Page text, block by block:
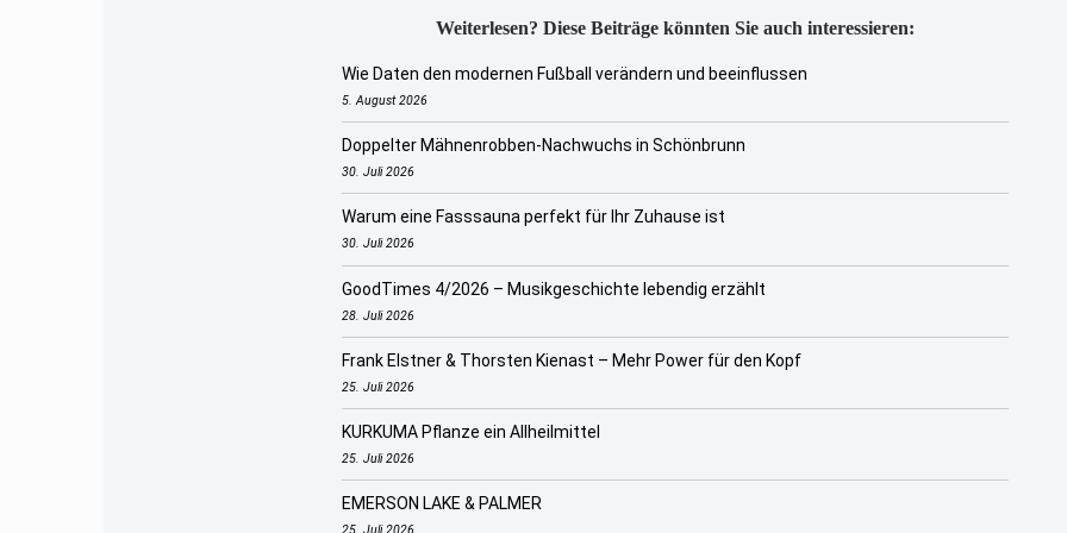
Weiterlesen? Diese Beiträge könnten Sie auch interessieren:
Wie Daten den modernen Fußball verändern und beeinflussen
5. August 2026
Doppelter Mähnenrobben-Nachwuchs in Schönbrunn
30. Juli 2026
Warum eine Fasssauna perfekt für Ihr Zuhause ist
30. Juli 2026
GoodTimes 4/2026 – Musikgeschichte lebendig erzählt
28. Juli 2026
Frank Elstner & Thorsten Kienast – Mehr Power für den Kopf
25. Juli 2026
KURKUMA Pflanze ein Allheilmittel
25. Juli 2026
EMERSON LAKE & PALMER